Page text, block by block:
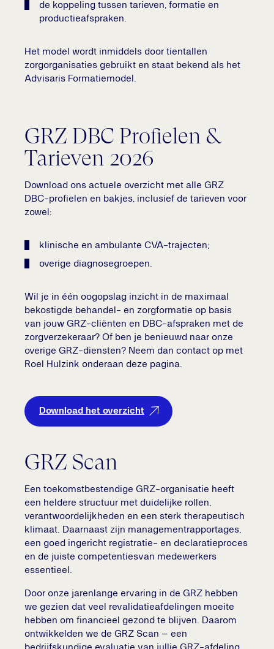
de koppeling tussen tarieven, formatie en
productieafspraken.
Het model wordt inmiddels door tientallen
zorgorganisaties gebruikt en staat bekend als het
Advisaris Formatiemodel.
GRZ DBC Profielen &
Tarieven 2026
Download ons actuele overzicht met alle GRZ
DBC-profielen en bakjes, inclusief de tarieven voor
zowel:
klinische en ambulante CVA-trajecten;
overige diagnosegroepen.
Wil je in één oogopslag inzicht in de maximaal
bekostigde behandel- en zorgformatie op basis
van jouw GRZ-cliënten en DBC-afspraken met de
zorgverzekeraar? Of ben je benieuwd naar onze
overige GRZ-diensten? Neem dan contact op met
Roel Hulzink onderaan deze pagina.
Download het overzicht
GRZ Scan
Een toekomstbestendige GRZ-organisatie heeft
een heldere structuur met duidelijke rollen,
verantwoordelijkheden en een sterk therapeutisch
klimaat. Daarnaast zijn managementrapportages,
een goed ingericht registratie- en declaratieproces
en de juiste competentiesvan medewerkers
essentieel.
Door onze jarenlange ervaring in de GRZ hebben
we gezien dat veel revalidatieafdelingen moeite
hebben om financieel gezond te blijven. Daarom
ontwikkelden we de GRZ Scan – een